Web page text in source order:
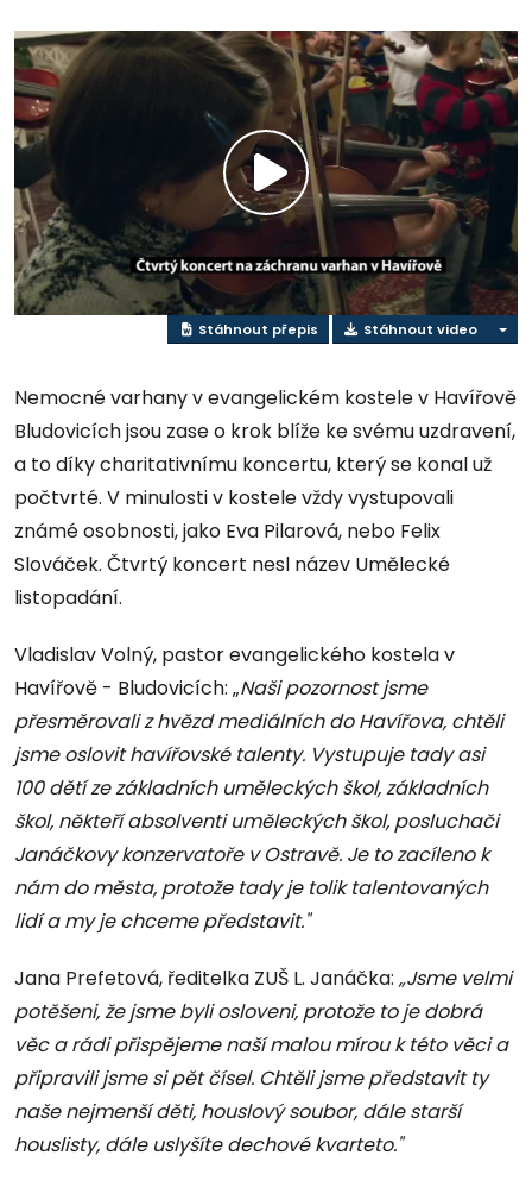
Přehrát
video
Stáhnout přepis Stáhnout video
Nemocné varhany v evangelickém kostele v Havířově
Bludovicích jsou zase o krok blíže ke svému uzdravení,
a to díky charitativnímu koncertu, který se konal už
počtvrté. V minulosti v kostele vždy vystupovali
známé osobnosti, jako Eva Pilarová, nebo Felix
Slováček. Čtvrtý koncert nesl název Umělecké
listopadání.
Vladislav Volný, pastor evangelického kostela v
Havířově - Bludovicích: „Naši pozornost jsme
přesměrovali z hvězd mediálních do Havířova, chtěli
jsme oslovit havířovské talenty. Vystupuje tady asi
100 dětí ze základních uměleckých škol, základních
škol, někteří absolventi uměleckých škol, posluchači
Janáčkovy konzervatoře v Ostravě. Je to zacíleno k
nám do města, protože tady je tolik talentovaných
lidí a my je chceme představit."
Jana Prefetová, ředitelka ZUŠ L. Janáčka: „Jsme velmi
potěšeni, že jsme byli osloveni, protože to je dobrá
věc a rádi přispějeme naší malou mírou k této věci a
připravili jsme si pět čísel. Chtěli jsme představit ty
naše nejmenší děti, houslový soubor, dále starší
houslisty, dále uslyšíte dechové kvarteto."